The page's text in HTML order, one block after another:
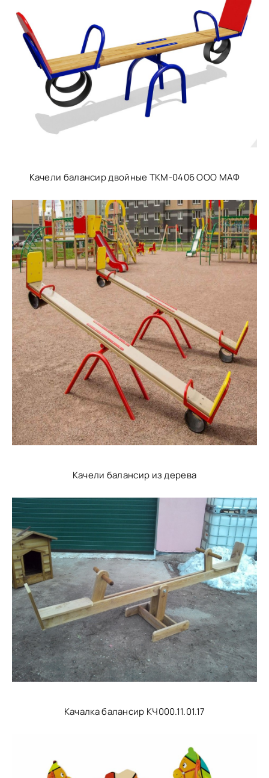
Качели балансир двойные ТКМ-0406 ООО МАФ
Качели балансир из дерева
Качалка балансир КЧ000.11.01.17